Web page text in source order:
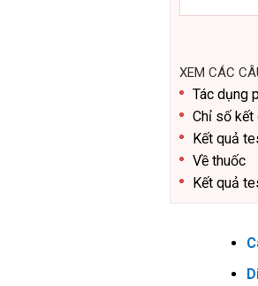
XEM CÁC
Tác dụng
Chỉ số kết
Kết quả
Về thuốc
Kết quả